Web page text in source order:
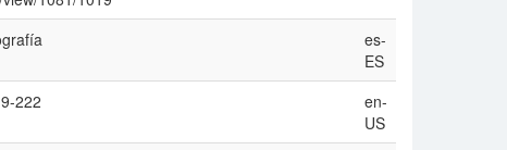
es-
ES
222
en-
US